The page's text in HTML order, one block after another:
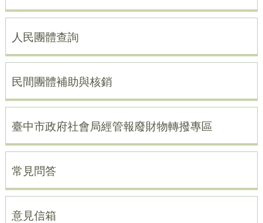
人民團體查詢
民間團體補助與核銷
臺中市政府社會局經管報廢財物轉撥專區
常見問答
意見信箱